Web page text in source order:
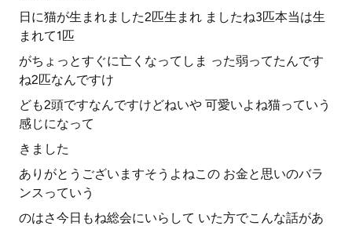
日に猫が生まれました2匹生まれ ましたね3匹本当は生
まれて1匹
がちょっとすぐに亡くなってしま った弱ってたんです
ね2匹なんですけ
ども2頭ですなんですけどねいや 可愛いよね猫っていう
感じになって
きました
ありがとうございますそうよねこの お金と思いのバラ
ンスっていう
のはさ今日もね総会にいらして いた方でこんな話があ